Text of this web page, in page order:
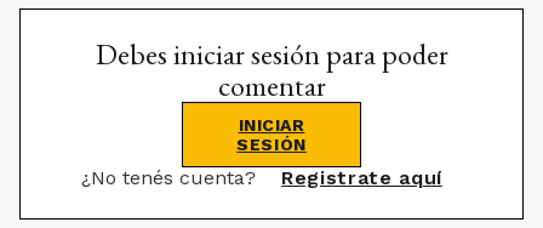
Debes iniciar sesión para poder
comentar
INICIAR
SESIÓN
¿No tenés cuenta? Registrate aquí